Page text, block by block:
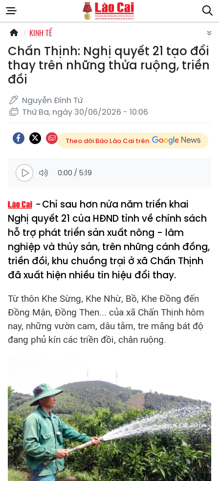
KINH TẾ
Chấn Thịnh: Nghị quyết 21 tạo đổi
thay trên những thửa ruộng, triền
đồi
Nguyễn Đình Tứ
Thứ Ba, ngày 30/06/2026 - 10:06
Theo dõi Báo Lào Cai trên
0:00 / 5:19
Chỉ sau hơn nửa năm triển khai
Nghị quyết 21 của HĐND tỉnh về chính sách
hỗ trợ phát triển sản xuất nông - lâm
nghiệp và thủy sản, trên những cánh đồng,
triền đồi, khu chuồng trại ở xã Chấn Thịnh
đã xuất hiện nhiều tín hiệu đổi thay.
Từ thôn Khe Sừng, Khe Nhừ, Bồ, Khe Đồng đến
Đồng Mận, Đồng Then... của xã Chấn Thịnh hôm
nay, những vườn cam, dâu tằm, tre măng bát độ
đang phủ kín các triền đồi, chân ruộng.